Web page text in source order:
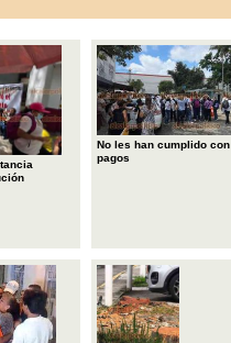
No les han cumplido con
pagos